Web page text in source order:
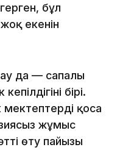
бұл
екенін
да — сапалы
бірі.
қоса
жұмыс
өту пайызы